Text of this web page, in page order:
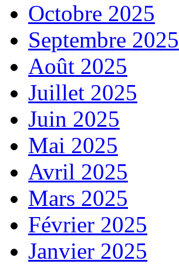
Octobre 2025
Septembre 2025
Août 2025
Juillet 2025
Juin 2025
Mai 2025
Avril 2025
Mars 2025
Février 2025
Janvier 2025